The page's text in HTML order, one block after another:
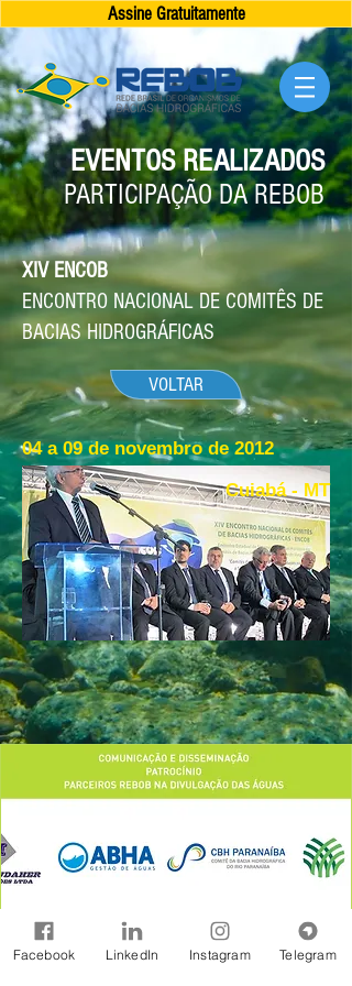
Assine Gratuitamente
EVENTOS REALIZADOS
PARTICIPAÇÃO DA REBOB
XIV ENCOB
ENCONTRO NACIONAL DE COMITÊS DE
BACIAS HIDROGRÁFICAS
VOLTAR
04 a 09 de novembro de 2012
Cuiabá - MT
Facebook LinkedIn Instagram Telegram